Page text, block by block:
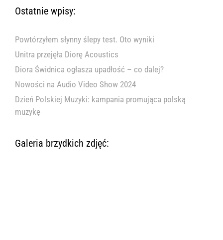
Ostatnie wpisy:
Powtórzyłem słynny ślepy test. Oto wyniki
Unitra przejęła Diorę Acoustics
Diora Świdnica ogłasza upadłość – co dalej?
Nowości na Audio Video Show 2024
Dzień Polskiej Muzyki: kampania promująca polską
muzykę
Galeria brzydkich zdjęć: